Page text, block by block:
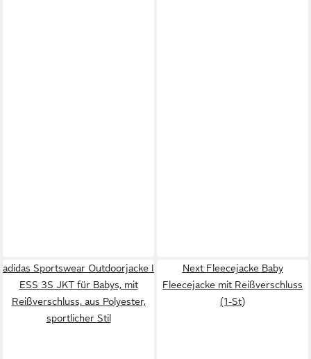
adidas Sportswear Outdoorjacke I
ESS 3S JKT für Babys, mit
Reißverschluss, aus Polyester,
sportlicher Stil
Next Fleecejacke Baby
Fleecejacke mit Reißverschluss
(1-St)